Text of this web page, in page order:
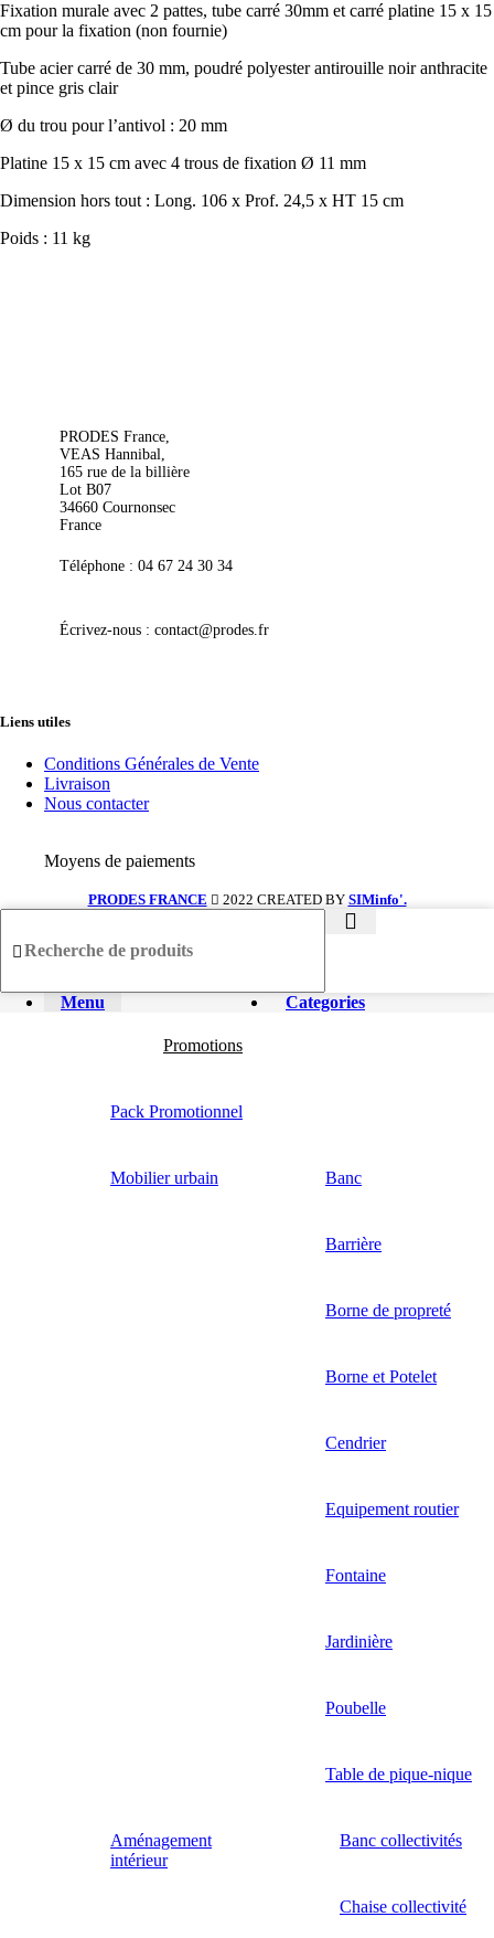
Fixation murale avec 2 pattes, tube carré 30mm et carré platine 15 x 15
cm pour la fixation (non fournie)
Tube acier carré de 30 mm, poudré polyester antirouille noir anthracite
et pince gris clair
Ø du trou pour l’antivol : 20 mm
Platine 15 x 15 cm avec 4 trous de fixation Ø 11 mm
Dimension hors tout : Long. 106 x Prof. 24,5 x HT 15 cm
Poids : 11 kg
PRODES France,
VEAS Hannibal,
165 rue de la billière
Lot B07
34660 Cournonsec
France
Téléphone : 04 67 24 30 34
Écrivez-nous : contact@prodes.fr
Liens utiles
Conditions Générales de Vente
Livraison
Nous contacter
Moyens de paiements
PRODES FRANCE 2022 CREATED BY SIMinfo'.
Menu Categories
Promotions
Pack Promotionnel
Mobilier urbain Banc
Barrière
Borne de propreté
Borne et Potelet
Cendrier
Equipement routier
Fontaine
Jardinière
Poubelle
Table de pique-nique
Aménagement
intérieur
Banc collectivités
Chaise collectivité